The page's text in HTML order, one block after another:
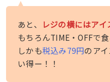
あと、 レジの横にはアイ
もちろんTIME・OFFで
しかも税込み79円のア
い得ー！！